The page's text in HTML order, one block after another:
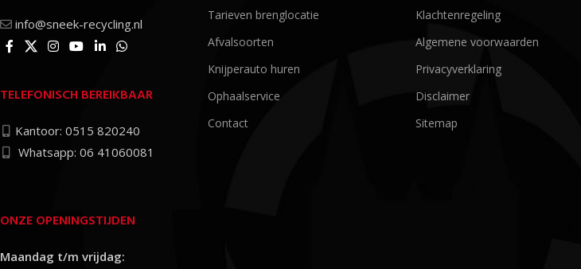
info@sneek-recycling.nl
TELEFONISCH BEREIKBAAR
Kantoor: 0515 820240
Whatsapp: 06 41060081
ONZE OPENINGSTIJDEN
Maandag t/m vrijdag:
Tarieven brenglocatie
Afvalsoorten
Knijperauto huren
Ophaalservice
Contact
Klachtenregeling
Algemene voorwaarden
Privacyverklaring
Disclaimer
Sitemap